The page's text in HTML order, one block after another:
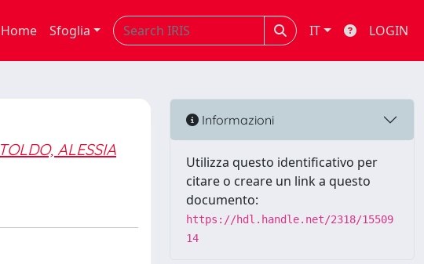
Home Sfoglia IT LOGIN
TOLDO, ALESSIA
Informazioni
Utilizza questo identificativo per
citare o creare un link a questo
documento:
https://hdl.handle.net/2318/15509
14